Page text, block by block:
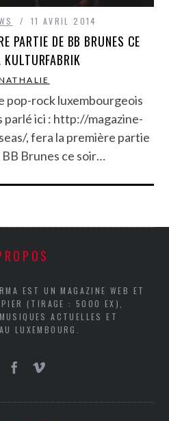
11 AVRIL 2014
PARTIE DE BB BRUNES CE
pop-rock luxembourgeois
parlé ici : http://magazine-
, fera la première partie
Brunes ce soir…
EST UN MAGAZINE WEB ET
(TIRAGE : 5000 EX),
ACTUELLES ET
LUXEMBOURG.